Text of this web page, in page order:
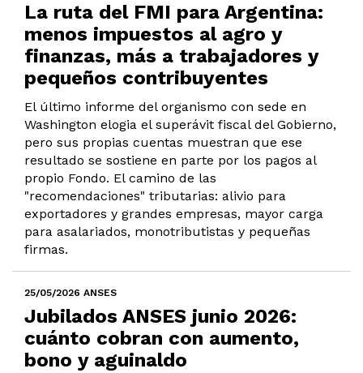
La ruta del FMI para Argentina:
menos impuestos al agro y
finanzas, más a trabajadores y
pequeños contribuyentes
El último informe del organismo con sede en
Washington elogia el superávit fiscal del Gobierno,
pero sus propias cuentas muestran que ese
resultado se sostiene en parte por los pagos al
propio Fondo. El camino de las
"recomendaciones" tributarias: alivio para
exportadores y grandes empresas, mayor carga
para asalariados, monotributistas y pequeñas
firmas.
25/05/2026 ANSES
Jubilados ANSES junio 2026:
cuánto cobran con aumento,
bono y aguinaldo